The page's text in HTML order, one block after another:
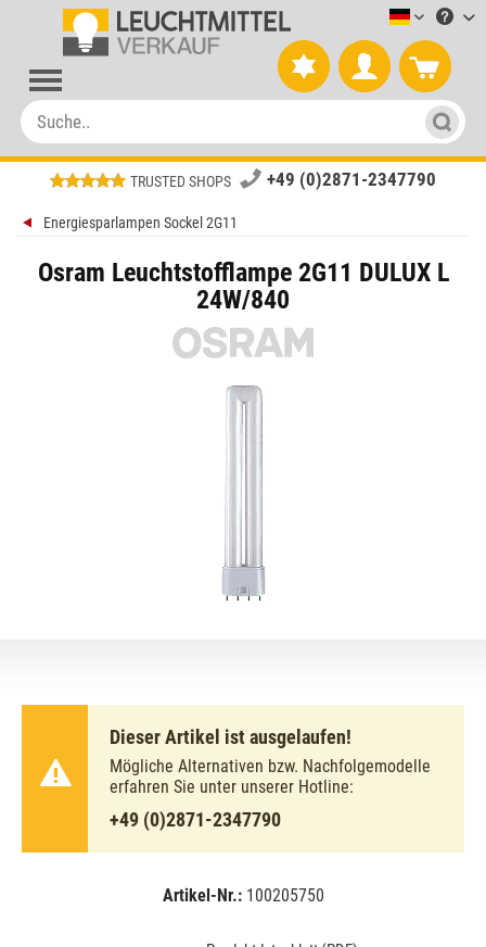
TRUSTED SHOPS +49 (0)2871-2347790
Energiesparlampen Sockel 2G11
Osram Leuchtstofflampe 2G11 DULUX L
24W/840
Dieser Artikel ist ausgelaufen!
Mögliche Alternativen bzw. Nachfolgemodelle
erfahren Sie unter unserer Hotline:
+49 (0)2871-2347790
Artikel-Nr.: 100205750